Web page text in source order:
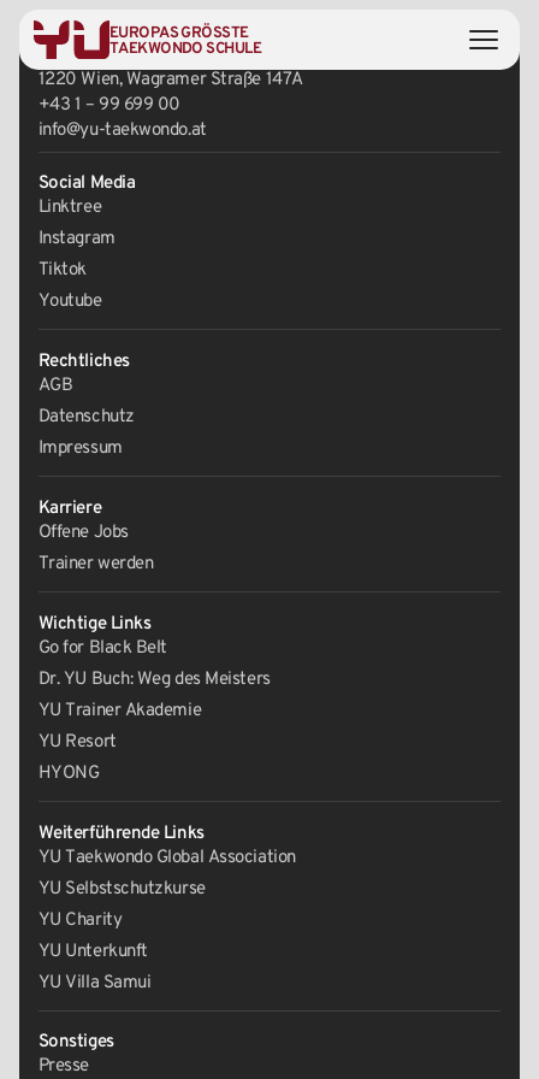
EUROPAS GRÖSSTE
TAEKWONDO SCHULE
Zentrale
1220 Wien, Wagramer Straße 147A
+43 1 – 99 699 00
info@yu-taekwondo.at
Social Media
Linktree
Instagram
Tiktok
Youtube
Rechtliches
AGB
Datenschutz
Impressum
Karriere
Offene Jobs
Trainer werden
Wichtige Links
Go for Black Belt
Dr. YU Buch: Weg des Meisters
YU Trainer Akademie
YU Resort
HYONG
Weiterführende Links
YU Taekwondo Global Association
YU Selbstschutzkurse
YU Charity
YU Unterkunft
YU Villa Samui
Sonstiges
Presse